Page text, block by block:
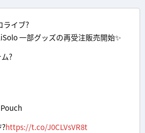
ライブ?
一部グッズの再受注販売開始✨
?
https://t.co/J0CLVsVR8t